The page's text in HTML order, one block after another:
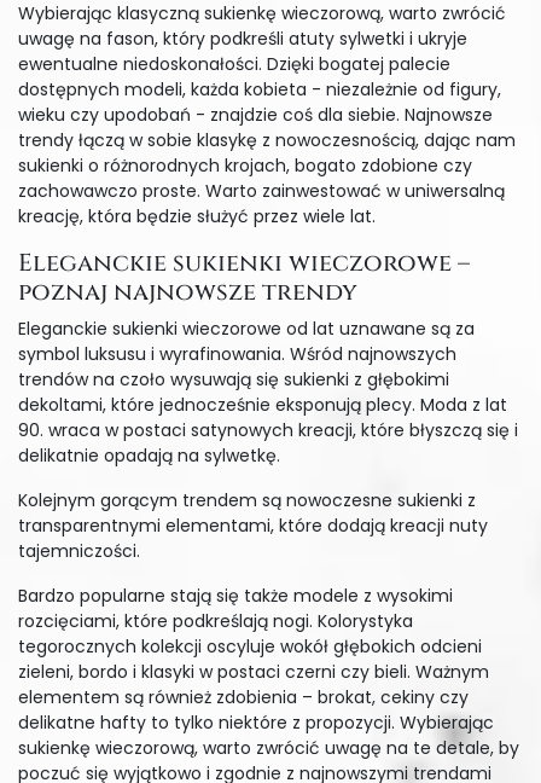
Wybierając klasyczną sukienkę wieczorową, warto zwrócić
uwagę na fason, który podkreśli atuty sylwetki i ukryje
ewentualne niedoskonałości. Dzięki bogatej palecie
dostępnych modeli, każda kobieta - niezależnie od figury,
wieku czy upodobań - znajdzie coś dla siebie. Najnowsze
trendy łączą w sobie klasykę z nowoczesnością, dając nam
sukienki o różnorodnych krojach, bogato zdobione czy
zachowawczo proste. Warto zainwestować w uniwersalną
kreację, która będzie służyć przez wiele lat.
Eleganckie sukienki wieczorowe –
poznaj najnowsze trendy
Eleganckie sukienki wieczorowe od lat uznawane są za
symbol luksusu i wyrafinowania. Wśród najnowszych
trendów na czoło wysuwają się sukienki z głębokimi
dekoltami, które jednocześnie eksponują plecy. Moda z lat
90. wraca w postaci satynowych kreacji, które błyszczą się i
delikatnie opadają na sylwetkę.
Kolejnym gorącym trendem są nowoczesne sukienki z
transparentnymi elementami, które dodają kreacji nuty
tajemniczości.
Bardzo popularne stają się także modele z wysokimi
rozcięciami, które podkreślają nogi. Kolorystyka
tegorocznych kolekcji oscyluje wokół głębokich odcieni
zieleni, bordo i klasyki w postaci czerni czy bieli. Ważnym
elementem są również zdobienia – brokat, cekiny czy
delikatne hafty to tylko niektóre z propozycji. Wybierając
sukienkę wieczorową, warto zwrócić uwagę na te detale, by
poczuć się wyjątkowo i zgodnie z najnowszymi trendami